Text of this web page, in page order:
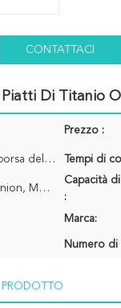
CONTATTACI
Di Titanio
Prezzo :
Non sterilizzato/sterilizzato, borsa del PE, pacchetto del cartone Tempi di
L/C, D/A, D/P, T/T, Western Union, MoneyGram
Capacità
:
Marca:
Numero
PRODOTTO